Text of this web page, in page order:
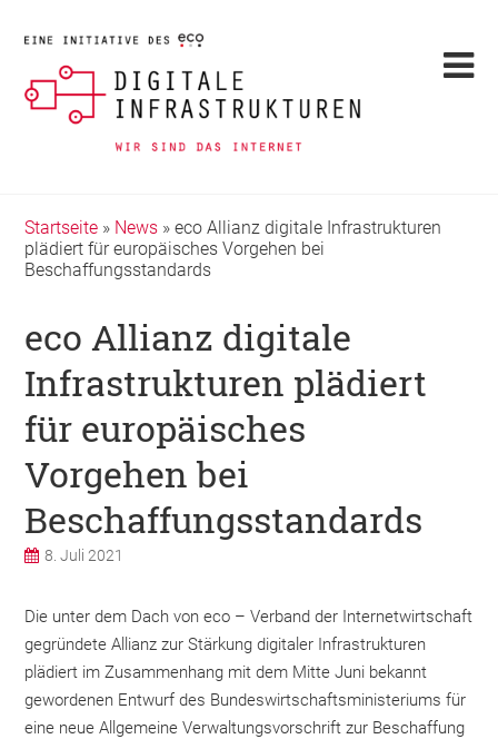
Startseite » News »eco Allianz digitale Infrastrukturen
plädiert für europäisches Vorgehen bei
Beschaffungsstandards
eco Allianz digitale
Infrastrukturen plädiert
für europäisches
Vorgehen bei
Beschaffungsstandards
8. Juli 2021
Die unter dem Dach von eco – Verband der Internetwirtschaft
gegründete Allianz zur Stärkung digitaler Infrastrukturen
plädiert im Zusammenhang mit dem Mitte Juni bekannt
gewordenen Entwurf des Bundeswirtschaftsministeriums für
eine neue Allgemeine Verwaltungsvorschrift zur Beschaffung